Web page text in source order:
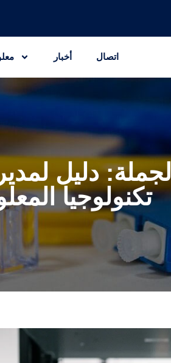
أخبار اتصال
تكنولوجيا المعلومات